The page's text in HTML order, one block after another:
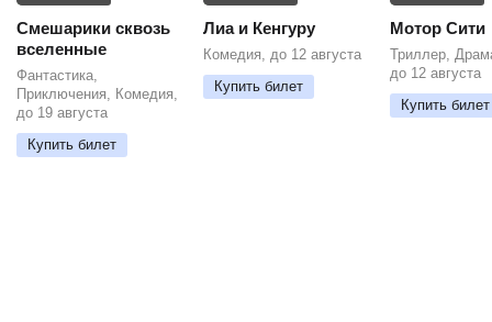
Смешарики сквозь
вселенные
Фантастика,
Приключения, Комедия,
до 19 августа
Купить билет
Лиа и Кенгуру
Комедия, до 12 августа
Купить билет
Мотор Сити
Триллер,
до 12 августа
Купить билет